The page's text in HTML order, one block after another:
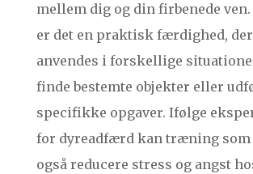
mellem dig og din firbenede ven.
er det en praktisk færdighed,
anvendes i forskellige
finde bestemte objekter eller
specifikke opgaver. Ifølge
for dyreadfærd kan træning som
også reducere stress og angst